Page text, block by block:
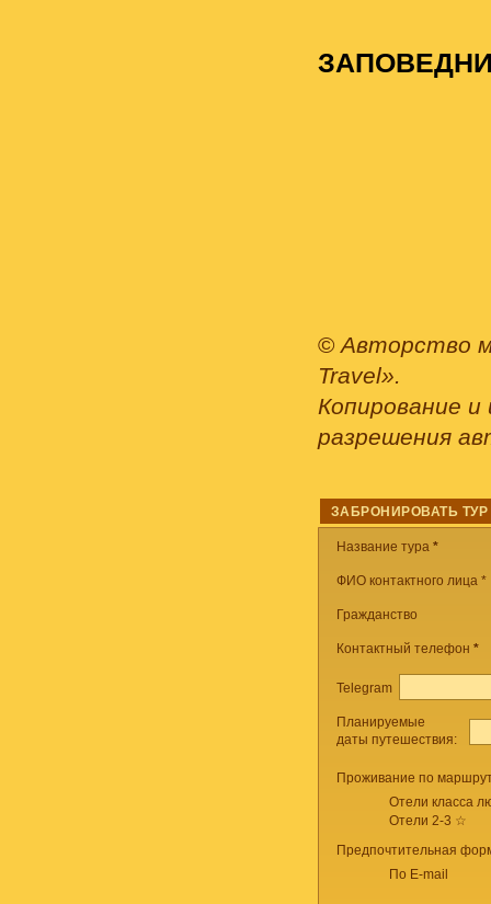
© Авторство
Travel».
Копирование
разрешения
ЗАБРОНИРОВАТЬ ТУР
Название тура *
ФИО контактного лица *
Гражданство
Контактный телефон *
Telegram
Планируемые
даты путешествия:
Проживание по
Отели класса
Отели 2-3 ☆
Предпочтительная
По E-mail